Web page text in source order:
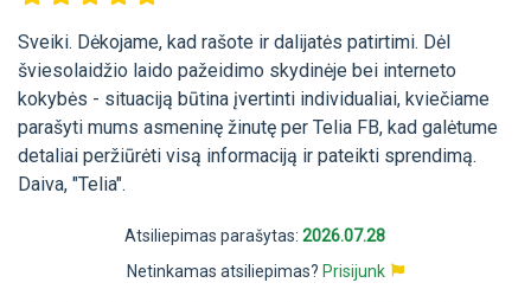
Sveiki. Dėkojame, kad rašote ir dalijatės patirtimi. Dėl
šviesolaidžio laido pažeidimo skydinėje bei interneto
kokybės - situaciją būtina įvertinti individualiai, kviečiame
parašyti mums asmeninę žinutę per Telia FB, kad galėtume
detaliai peržiūrėti visą informaciją ir pateikti sprendimą.
Daiva, "Telia".
Atsiliepimas parašytas: 2026.07.28
Netinkamas atsiliepimas? Prisijunk